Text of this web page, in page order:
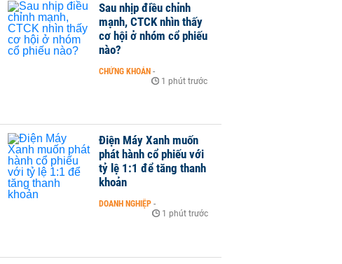
Sau nhịp điều chỉnh
mạnh, CTCK nhìn thấy
cơ hội ở nhóm cổ phiếu
nào?
CHỨNG KHOÁN -
1 phút trước
Điện Máy Xanh muốn
phát hành cổ phiếu với
tỷ lệ 1:1 để tăng thanh
khoản
DOANH NGHIỆP -
1 phút trước